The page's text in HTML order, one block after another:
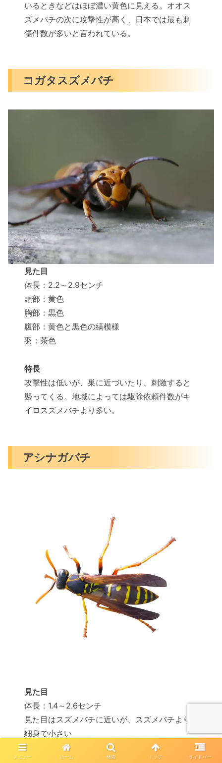
いるときなどはほぼ濃い黄色に見える。オオス
ズメバチの次に攻撃性が高く、日本では最も刺
傷件数が多いと言われている。
コガタスズメバチ
見た目
体長：2.2～2.9センチ
頭部：黄色
胸部：黒色
腹部：黄色と黒色の縞模様
羽：茶色
特長
攻撃性は低いが、巣に近づいたり、刺激すると
襲ってくる。地域によっては駆除依頼件数がキ
イロスズメバチより多い。
アシナガバチ
見た目
体長：1.4～2.6センチ
見た目はスズメバチに近いが、スズメバチより
細身で小さい
メニュー ホーム 検索 トップ サイドバー